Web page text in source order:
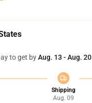
to get byAug. 13 - Aug. 20
Shipping
Aug. 09